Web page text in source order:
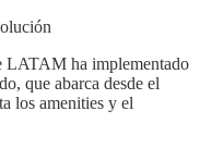
LATAM ha implementado
que abarca desde el
los amenities y el